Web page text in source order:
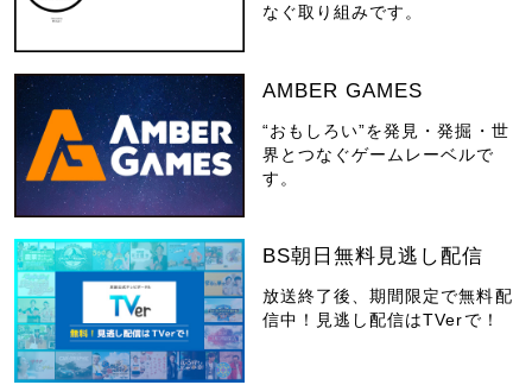
なぐ取り組みです。
AMBER GAMES
“おもしろい”を発見・発掘・世
界とつなぐゲームレーベルで
す。
BS朝日無料見逃し配信
放送終了後、期間限定で無料配
信中！見逃し配信はTVerで！